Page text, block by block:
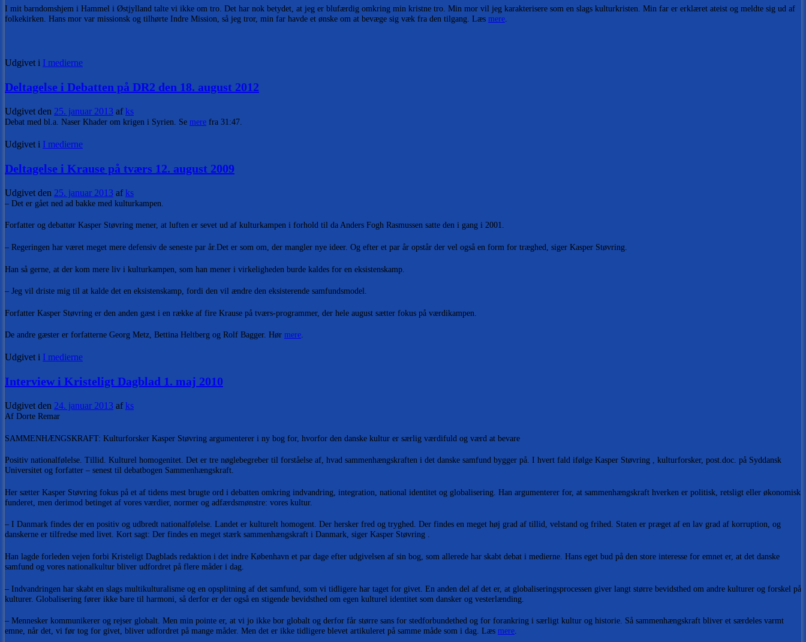
I mit barndomshjem i Hammel i Østjylland talte vi ikke om tro. Det har nok betydet, at jeg er blufærdig omkring min kristne tro. Min mor vil jeg karakterisere som en slags kulturkristen. Min far er erklæret ateist og meldte sig ud af
folkekirken. Hans mor var missionsk og tilhørte Indre Mission, så jeg tror, min far havde et ønske om at bevæge sig væk fra den tilgang. Læs mere.
Udgivet i I medierne
Deltagelse i Debatten på DR2 den 18. august 2012
Udgivet den 25. januar 2013 af ks
Debat med bl.a. Naser Khader om krigen i Syrien. Se mere fra 31:47.
Udgivet i I medierne
Deltagelse i Krause på tværs 12. august 2009
Udgivet den 25. januar 2013 af ks
– Det er gået ned ad bakke med kulturkampen.
Forfatter og debattør Kasper Støvring mener, at luften er sevet ud af kulturkampen i forhold til da Anders Fogh Rasmussen satte den i gang i 2001.
– Regeringen har været meget mere defensiv de seneste par år.Det er som om, der mangler nye ideer. Og efter et par år opstår der vel også en form for træghed, siger Kasper Støvring.
Han så gerne, at der kom mere liv i kulturkampen, som han mener i virkeligheden burde kaldes for en eksistenskamp.
– Jeg vil driste mig til at kalde det en eksistenskamp, fordi den vil ændre den eksisterende samfundsmodel.
Forfatter Kasper Støvring er den anden gæst i en række af fire Krause på tværs-programmer, der hele august sætter fokus på værdikampen.
De andre gæster er forfatterne Georg Metz, Bettina Heltberg og Rolf Bagger. Hør mere.
Udgivet i I medierne
Interview i Kristeligt Dagblad 1. maj 2010
Udgivet den 24. januar 2013 af ks
Af Dorte Remar
SAMMENHÆNGSKRAFT: Kulturforsker Kasper Støvring argumenterer i ny bog for, hvorfor den danske kultur er særlig værdifuld og værd at bevare
Positiv nationalfølelse. Tillid. Kulturel homogenitet. Det er tre nøglebegreber til forståelse af, hvad sammenhængskraften i det danske samfund bygger på. I hvert fald ifølge Kasper Støvring , kulturforsker, post.doc. på Syddansk
Universitet og forfatter – senest til debatbogen Sammenhængskraft.
Her sætter Kasper Støvring fokus på et af tidens mest brugte ord i debatten omkring indvandring, integration, national identitet og globalisering. Han argumenterer for, at sammenhængskraft hverken er politisk, retsligt eller økonomisk
funderet, men derimod betinget af vores værdier, normer og adfærdsmønstre: vores kultur.
– I Danmark findes der en positiv og udbredt nationalfølelse. Landet er kulturelt homogent. Der hersker fred og tryghed. Der findes en meget høj grad af tillid, velstand og frihed. Staten er præget af en lav grad af korruption, og
danskerne er tilfredse med livet. Kort sagt: Der findes en meget stærk sammenhængskraft i Danmark, siger Kasper Støvring .
Han lagde forleden vejen forbi Kristeligt Dagblads redaktion i det indre København et par dage efter udgivelsen af sin bog, som allerede har skabt debat i medierne. Hans eget bud på den store interesse for emnet er, at det danske
samfund og vores nationalkultur bliver udfordret på flere måder i dag.
– Indvandringen har skabt en slags multikulturalisme og en opsplitning af det samfund, som vi tidligere har taget for givet. En anden del af det er, at globaliseringsprocessen giver langt større bevidsthed om andre kulturer og forskel på
kulturer. Globalisering fører ikke bare til harmoni, så derfor er der også en stigende bevidsthed om egen kulturel identitet som dansker og vesterlænding.
– Mennesker kommunikerer og rejser globalt. Men min pointe er, at vi jo ikke bor globalt og derfor får større sans for stedforbundethed og for forankring i særligt kultur og historie. Så sammenhængskraft bliver et særdeles varmt
emne, når det, vi før tog for givet, bliver udfordret på mange måder. Men det er ikke tidligere blevet artikuleret på samme måde som i dag. Læs mere.